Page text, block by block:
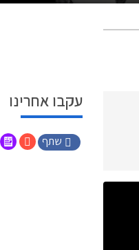
עקבו אחרינו
שתף